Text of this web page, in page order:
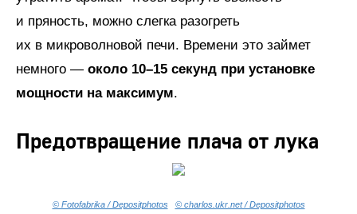
и пряность, можно слегка разогреть
их в микроволновой печи. Времени это займет
немного — около 10–15 секунд при установке
мощности на максимум.
Предотвращение плача от лука
© Fotofabrika / Depositphotos © charlos.ukr.net / Depositphotos